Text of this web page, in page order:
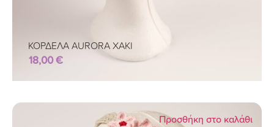
ΚΟΡΔΕΛΑ AURORA ΧΑΚΙ
18,00€
Προσθήκη στο καλάθι